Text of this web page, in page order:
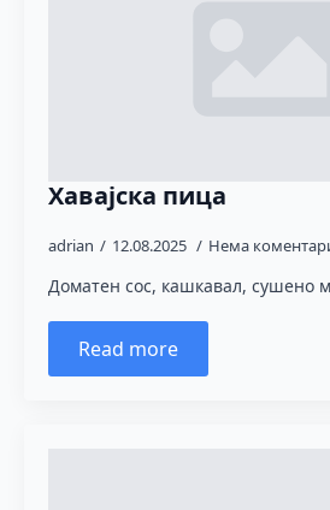
Хавајска пица
adrian 12.08.2025 Нема
Доматен сос, кашкавал, сушено
Read more